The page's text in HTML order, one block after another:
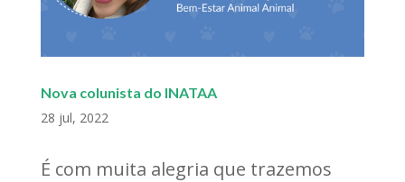
Nova colunista do INATAA
28 jul, 2022
É com muita alegria que trazemos